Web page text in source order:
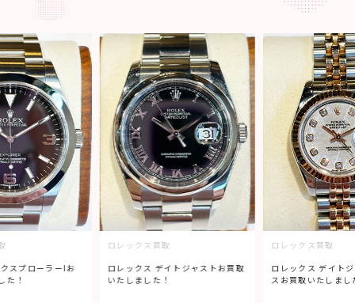
スプローラーIお
た！
ロレックス買取
ロレックス デイトジャストお買取
いたしました！
ロレックス買取
ロレックス デイト
スお買取いたしまし